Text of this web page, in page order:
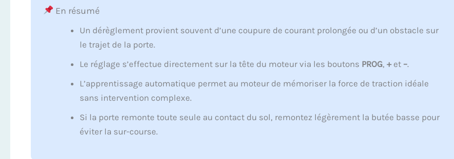
En résumé
Un dérèglement provient souvent d’une coupure de courant prolongée ou d’un obstacle sur
le trajet de la porte.
Le réglage s’effectue directement sur la tête du moteur via les boutons PROG, +et –.
L’apprentissage automatique permet au moteur de mémoriser la force de traction idéale
sans intervention complexe.
Si la porte remonte toute seule au contact du sol, remontez légèrement la butée basse pour
éviter la sur-course.